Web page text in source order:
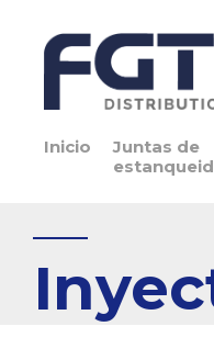
Inicio
Juntas de